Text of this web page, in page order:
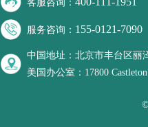
客服咨询：
服务咨询： 155-0121-7090
中国地址：北京市丰台区丽
美国办公室：17800